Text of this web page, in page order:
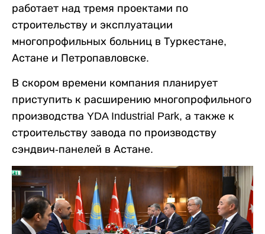
работает над тремя проектами по
строительству и эксплуатации
многопрофильных больниц в Туркестане,
Астане и Петропавловске.
В скором времени компания планирует
приступить к расширению многопрофильного
производства YDA Industrial Park, а также к
строительству завода по производству
сэндвич-панелей в Астане.